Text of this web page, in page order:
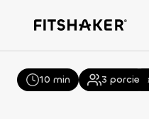
Všetky
10 min 3 porcie